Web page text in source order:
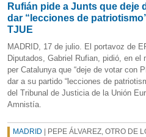
Rufián pide a Junts que deje
dar “lecciones de
TJUE
MADRID, 17 de julio. El portavoz de
Diputados, Gabriel Rufian, pidió, en el
per Catalunya que “deje de votar con
dar a su partido “lecciones de
del Tribunal de Justicia de la Unión
Amnistía.
MADRID | PEPE ÁLVAREZ, OTRO DE